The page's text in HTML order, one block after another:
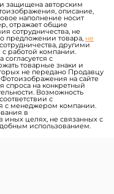
защищена авторским
описание,
наполнение носит
отражает общие
сотрудничества, не
предложении товара, не
другими
с работой компании.
с
товарные знаки и
не передано Продавцу
на сайте
спроса на конкретный
Возможность
с
с менеджером компании.
в
иных целях, не связанных с
использованием.